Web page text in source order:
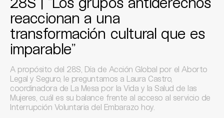
reaccionan a una
transformación cultural que es
imparable”
A propósito del 28S, Día de Acción Global por el Aborto
Legal y Seguro, le preguntamos a Laura Castro,
coordinadora de La Mesa por la Vida y la Salud de las
Mujeres, cuál es su balance frente al acceso al servicio de
Interrupción Voluntaria del Embarazo hoy.